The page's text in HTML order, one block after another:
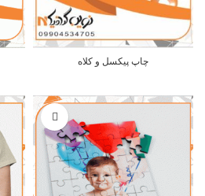
چاپ پیکسل و کلاه